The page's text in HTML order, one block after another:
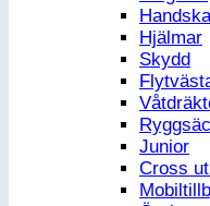
Hjälmar
Skydd
Junior
Cross